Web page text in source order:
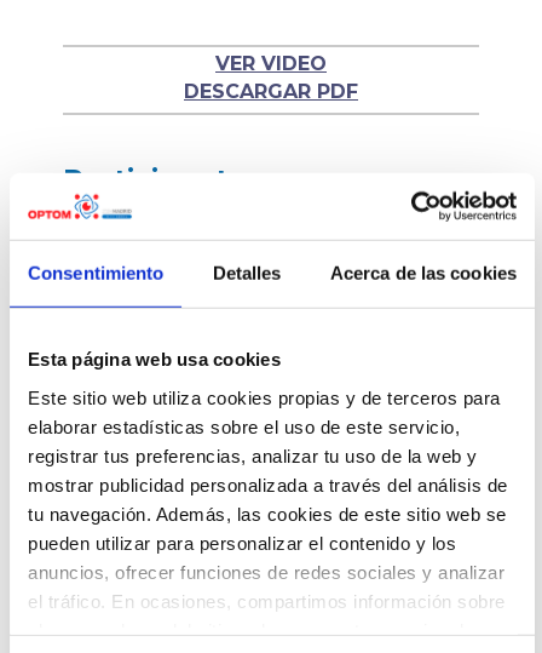
Consentimiento Detalles Acerca de las cookies
Esta página web usa cookies
Este sitio web utiliza cookies propias y de terceros para
elaborar estadísticas sobre el uso de este servicio,
registrar tus preferencias, analizar tu uso de la web y
mostrar publicidad personalizada a través del análisis de
tu navegación. Además, las cookies de este sitio web se
pueden utilizar para personalizar el contenido y los
anuncios, ofrecer funciones de redes sociales y analizar
el tráfico. En ocasiones, compartimos información sobre
VER VIDEO
DESCARGAR PDF
Participantes
Cristina
Marina
Ferrer
Perfil